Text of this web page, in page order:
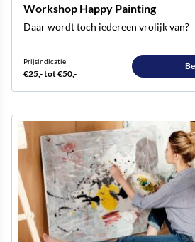
Workshop Happy Painting
Daar wordt toch iedereen vrolijk van?
Prijsindicatie
€25,- tot €50,-